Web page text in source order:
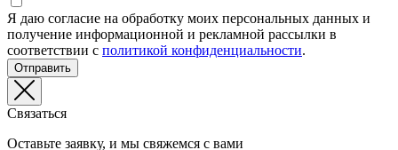
Я даю согласие на обработку моих персональных данных и
получение информационной и рекламной рассылки в
соответствии с политикой конфиденциальности.
Отправить
Связаться
Оставьте заявку, и мы свяжемся с вами